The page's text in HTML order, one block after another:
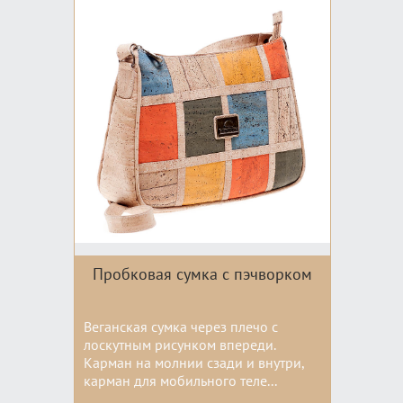
Пробковая сумка с пэчворком
Веганская сумка через плечо с
лоскутным рисунком впереди.
Карман на молнии сзади и внутри,
карман для мобильного теле...